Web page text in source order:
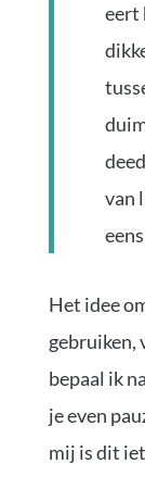
eert
van
Het idee
gebruiken,
bepaal ik
je even
mij is dit